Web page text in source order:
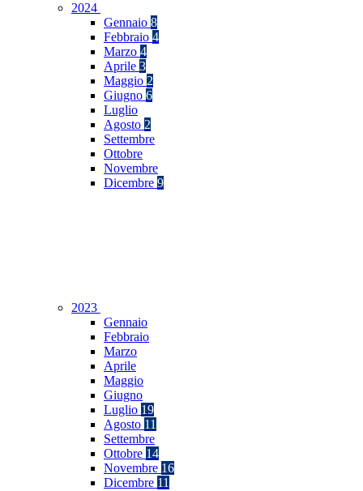
2024
Gennaio 8
Febbraio 4
Marzo 4
Aprile 3
Maggio 2
Giugno 6
Luglio
Agosto 2
Settembre
Ottobre
Novembre
Dicembre 9
2023
Gennaio
Febbraio
Marzo
Aprile
Maggio
Giugno
Luglio 19
Agosto 11
Settembre
Ottobre 14
Novembre 16
Dicembre 11